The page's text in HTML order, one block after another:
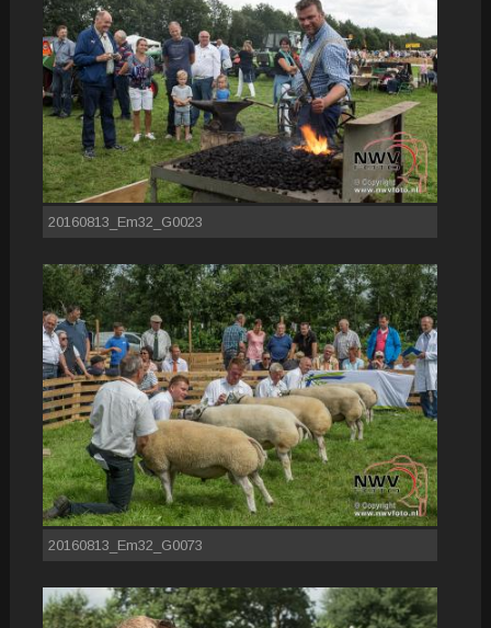
20160813_Em32_G0023
20160813_Em32_G0073